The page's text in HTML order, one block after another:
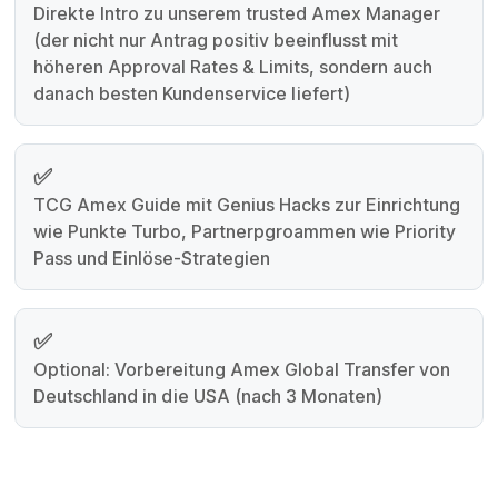
Direkte Intro zu unserem trusted Amex Manager
(der nicht nur Antrag positiv beeinflusst mit
höheren Approval Rates & Limits, sondern auch
danach besten Kundenservice liefert)
✅
⁠TCG Amex Guide mit Genius Hacks zur Einrichtung
wie Punkte Turbo, Partnerpgroammen wie Priority
Pass und Einlöse-Strategien
✅
Optional: Vorbereitung Amex Global Transfer von
Deutschland in die USA (nach 3 Monaten)